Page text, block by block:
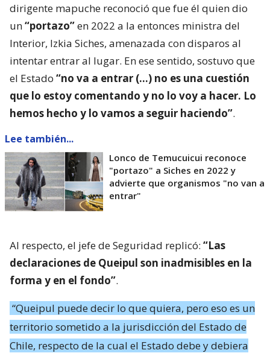
dirigente mapuche reconoció que fue él quien dio
un“portazo”en 2022 a la entonces ministra del
Interior, Izkia Siches, amenazada con disparos al
intentar entrar al lugar. En ese sentido, sostuvo que
el Estado “no va a entrar (…) no es una cuestión
que lo estoy comentando y no lo voy a hacer. Lo
hemos hecho y lo vamos a seguir haciendo”.
Lee también...
Lonco de Temucuicui reconoce
"portazo" a Siches en 2022 y
advierte que organismos "no van a
entrar"
Al respecto, el jefe de Seguridad replicó: “Las
declaraciones de Queipul son inadmisibles en la
forma y en el fondo”.
“Queipul puede decir lo que quiera, pero eso es un
territorio sometido a la jurisdicción del Estado de
Chile, respecto de la cual el Estado debe y debiera